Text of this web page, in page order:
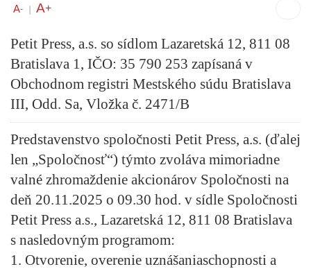
A- A+
Petit Press, a.s. so sídlom Lazaretská 12, 811 08
Bratislava 1, IČO: 35 790 253 zapísaná v
Obchodnom registri Mestského súdu Bratislava
III, Odd. Sa, Vložka č. 2471/B
Predstavenstvo spoločnosti Petit Press, a.s. (ďalej
len „Spoločnosť“) týmto zvoláva mimoriadne
valné zhromaždenie akcionárov Spoločnosti na
deň 20.11.2025 o 09.30 hod. v sídle Spoločnosti
Petit Press a.s., Lazaretská 12, 811 08 Bratislava
s nasledovným programom:
1. Otvorenie, overenie uznášaniaschopnosti a